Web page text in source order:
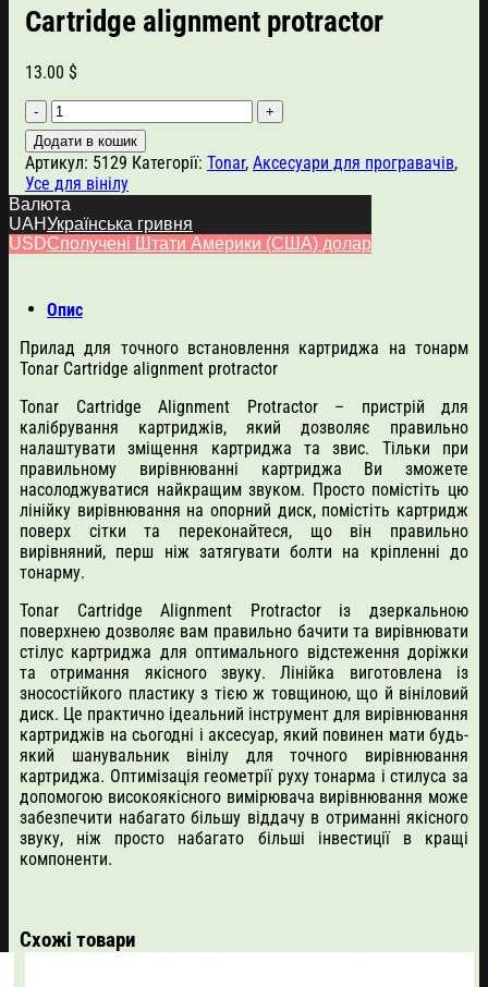
Cartridge alignment protractor
13.00 $
Прилад
для
точного
встановлення
картриджа
на
тонарм
Tonar
protractor
Додати в кошик
Артикул: 5129 Категорії: Tonar, Аксесуари для програвачів,
Усе для вінілу
Опис
Прилад для точного встановлення картриджа на тонарм
Tonar Cartridge alignment protractor
Tonar Cartridge Alignment Protractor – пристрій для
калібрування картриджів, який дозволяє правильно
налаштувати зміщення картриджа та звис. Тільки при
правильному вирівнюванні картриджа Ви зможете
насолоджуватися найкращим звуком. Просто помістіть цю
лінійку вирівнювання на опорний диск, помістіть картридж
поверх сітки та переконайтеся, що він правильно
вирівняний, перш ніж затягувати болти на кріпленні до
тонарму.
Tonar Cartridge Alignment Protractor із дзеркальною
поверхнею дозволяє вам правильно бачити та вирівнювати
стілус картриджа для оптимального відстеження доріжки
та отримання якісного звуку. Лінійка виготовлена ​​із
зносостійкого пластику з тією ж товщиною, що й вініловий
диск. Це практично ідеальний інструмент для вирівнювання
картриджів на сьогодні і аксесуар, який повинен мати будь-
який шанувальник вінілу для точного вирівнювання
картриджа. Оптимізація геометрії руху тонарма і стилуса за
допомогою високоякісного вимірювача вирівнювання може
забезпечити набагато більшу віддачу в отриманні якісного
звуку, ніж просто набагато більші інвестиції в кращі
компоненти.
Схожі товари
Валюта
UAHУкраїнська гривня
USDСполучені Штати Америки (США) долар